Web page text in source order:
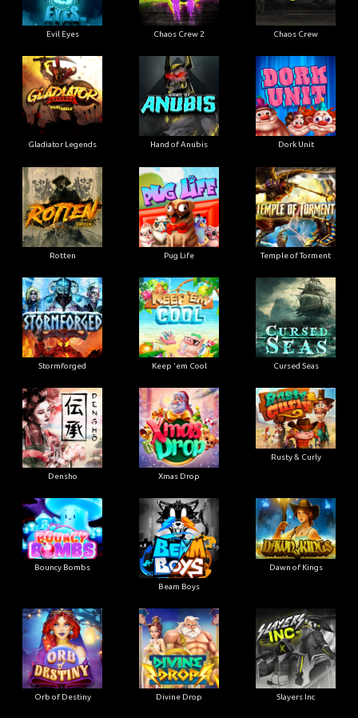
Evil Eyes Chaos Crew 2 Chaos Crew
Gladiator Legends Hand of Anubis Dork Unit
Rotten Pug Life Temple of Torment
Stormforged Keep 'em Cool Cursed Seas
Densho Xmas Drop
Rusty & Curly
Bouncy Bombs
Beam Boys
Dawn of Kings
Orb of Destiny Divine Drop Slayers Inc